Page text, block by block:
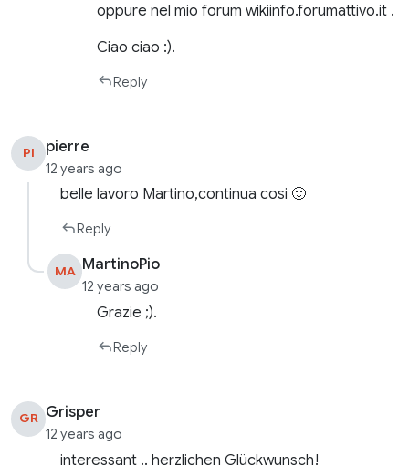
oppure nel mio forum wikiinfo.forumattivo.it .
Ciao ciao :).
Reply
PI pierre
12 years ago
belle lavoro Martino,continua cosi 🙂
Reply
MA MartinoPio
12 years ago
Grazie ;).
Reply
GR Grisper
12 years ago
interessant .. herzlichen Glückwunsch!